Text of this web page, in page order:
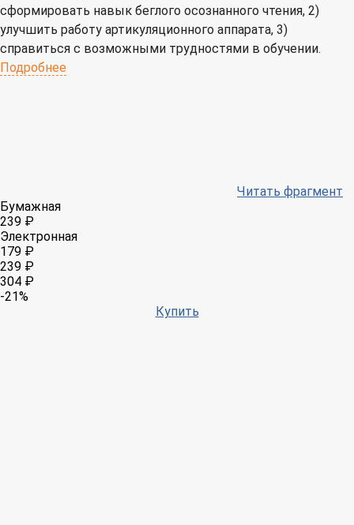
сформировать навык беглого осознанного чтения, 2)
улучшить работу артикуляционного аппарата, 3)
справиться с возможными трудностями в обучении.
Подробнее
Читать фрагмент
Бумажная
239 ₽
Электронная
179 ₽
239 ₽
304 ₽
-21%
Купить